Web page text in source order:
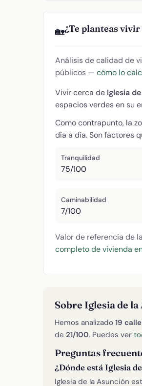
🏡¿Te planteas vivir
Análisis de calidad de
públicos — cómo lo
Vivir cerca de Iglesia
espacios verdes en su
Como contrapunto, la
día a día. Son factores
Tranquilidad
75/100
Caminabilidad
7/100
Valor de referencia de
completo de vivienda
Sobre Iglesia de
Hemos analizado 19
de 21/100. Puedes ver
Preguntas
¿Dónde está Iglesia
Iglesia de la Asunción